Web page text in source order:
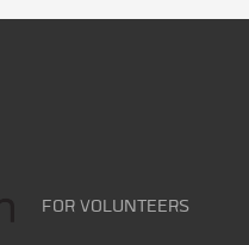
FOR VOLUNTEERS